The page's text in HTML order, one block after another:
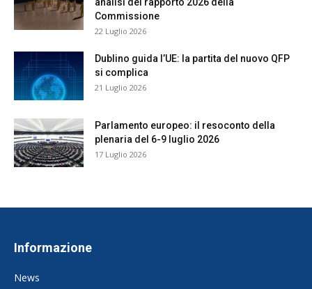
analisi del rapporto 2026 della
Commissione
22 Luglio 2026
Dublino guida l’UE: la partita del nuovo QFP
si complica
21 Luglio 2026
Parlamento europeo: il resoconto della
plenaria del 6-9 luglio 2026
17 Luglio 2026
Informazione
News